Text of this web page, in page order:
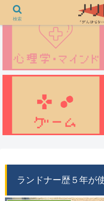
ランドナー歴５年が
検索